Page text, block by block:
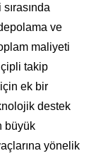
ve
maliyeti
takip
ek bir
destek
büyük
yönelik